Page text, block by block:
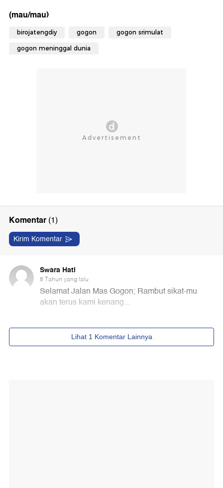
(mau/mau)
birojatengdiy gogon gogon srimulat
gogon meninggal dunia